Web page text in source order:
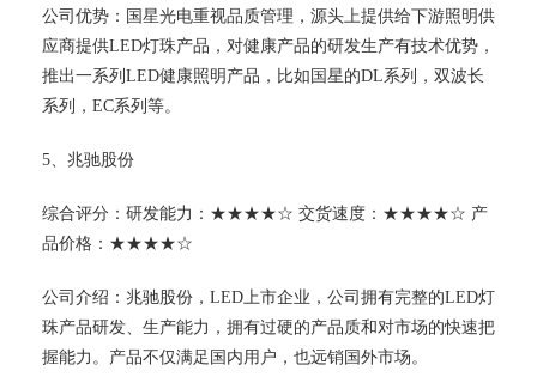
公司优势：国星光电重视品质管理，源头上提供给下游照明供
应商提供LED灯珠产品，对健康产品的研发生产有技术优势，
推出一系列LED健康照明产品，比如国星的DL系列，双波长
系列，EC系列等。
5、兆驰股份
综合评分：研发能力：★★★★☆ 交货速度：★★★★☆ 产
品价格：★★★★☆
公司介绍：兆驰股份，LED上市企业，公司拥有完整的LED灯
珠产品研发、生产能力，拥有过硬的产品质和对市场的快速把
握能力。产品不仅满足国内用户，也远销国外市场。